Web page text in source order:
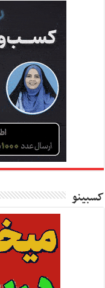
کسبینو